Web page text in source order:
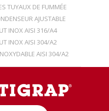
TUYAUX DE FUMMÉE
AJUSTABLE
INOX AISI 316/A4
INOX AISI 304/A2
AISI 304/A2